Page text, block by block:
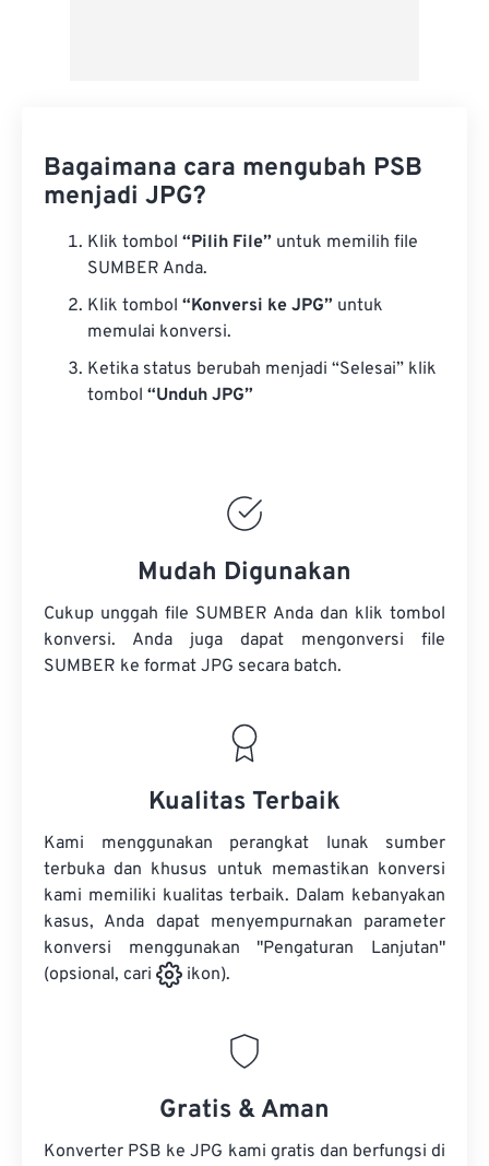
Bagaimana cara mengubah PSB
menjadi JPG?
Klik tombol “Pilih File” untuk memilih file
SUMBER Anda.
Klik tombol “Konversi ke JPG” untuk
memulai konversi.
Ketika status berubah menjadi “Selesai” klik
tombol “Unduh JPG”
Mudah Digunakan
Cukup unggah file SUMBER Anda dan klik tombol
konversi. Anda juga dapat mengonversi file
SUMBER ke format JPG secara batch.
Kualitas Terbaik
Kami menggunakan perangkat lunak sumber
terbuka dan khusus untuk memastikan konversi
kami memiliki kualitas terbaik. Dalam kebanyakan
kasus, Anda dapat menyempurnakan parameter
konversi menggunakan "Pengaturan Lanjutan"
(opsional, cari
ikon).
Gratis & Aman
Konverter PSB ke JPG kami gratis dan berfungsi di